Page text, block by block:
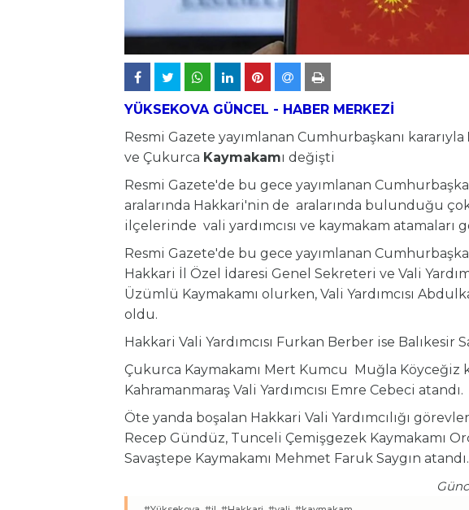
YÜKSEKOVAGÜNCEL - HABER MERKEZİ
Resmi Gazete yayımlanan Cumhurbaşkanı kararıyla
ve Çukurca Kaymakamı değişti
Resmi Gazete'de bu gece yayımlanan
aralarında Hakkari'nin de aralarında bulunduğu
ilçelerinde vali yardımcısı ve kaymakam atamaları
Resmi Gazete'de bu gece yayımlanan
Hakkari İl Özel İdaresi Genel Sekreteri ve Vali
Üzümlü Kaymakamı olurken, Vali Yardımcısı
oldu.
Hakkari Vali Yardımcısı Furkan Berber ise Balıkesir
Çukurca Kaymakamı Mert Kumcu Muğla Köyceğiz
Kahramanmaraş Vali Yardımcısı Emre Cebeci atandı.
Öte yanda boşalan Hakkari Vali Yardımcılığı
Recep Gündüz, Tunceli Çemişgezek Kaymakamı
Savaştepe Kaymakamı Mehmet Faruk Saygın atandı.